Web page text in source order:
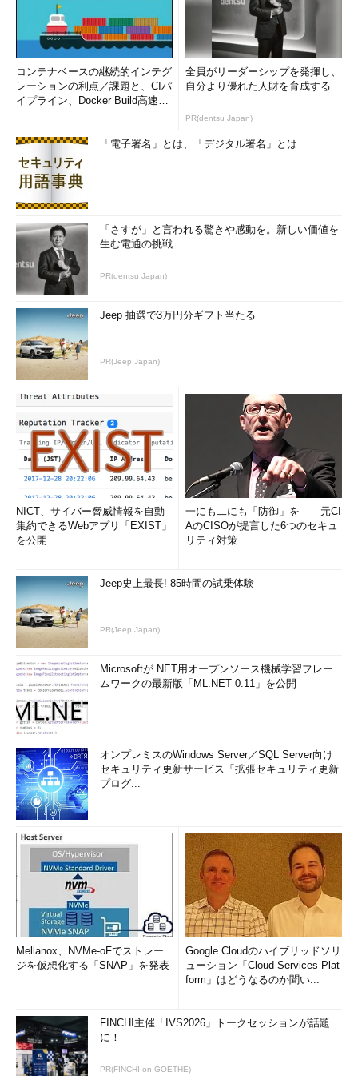
コンテナベースの継続的インテグ
レーションの利点／課題と、CIパ
イプライン、Docker Build高速化
全員がリーダーシップを発揮し、
自分より優れた人財を育成する
PR(dentsu Japan)
「電子署名」とは、「デジタル署名」とは
「さすが」と言われる驚きや感動を。新しい価値を
生む電通の挑戦
PR(dentsu Japan)
Jeep 抽選で3万円分ギフト当たる
PR(Jeep Japan)
NICT、サイバー脅威情報を自動
集約できるWebアプリ「EXIST」
を公開
一にも二にも「防御」を――元CI
AのCISOが提言した6つのセキュ
リティ対策
Jeep史上最長! 85時間の試乗体験
PR(Jeep Japan)
Microsoftが.NET用オープンソース機械学習フレー
ムワークの最新版「ML.NET 0.11」を公開
オンプレミスのWindows Server／SQL Server向け
セキュリティ更新サービス「拡張セキュリティ更新
プログ...
Mellanox、NVMe-oFでストレー
ジを仮想化する「SNAP」を発表
Google Cloudのハイブリッドソリ
ューション「Cloud Services Plat
form」はどうなるのか聞い...
FINCHI主催「IVS2026」トークセッションが話題
に！
PR(FINCHI on GOETHE)